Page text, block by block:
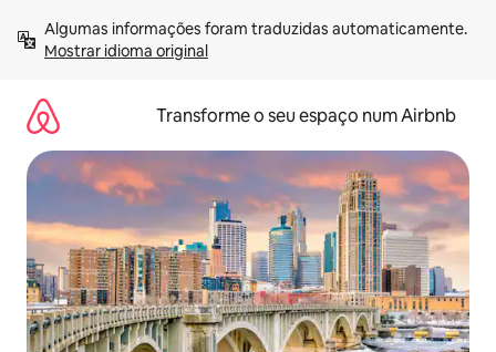
para
Mostrar idioma original
Transforme o seu espaço num Airbnb